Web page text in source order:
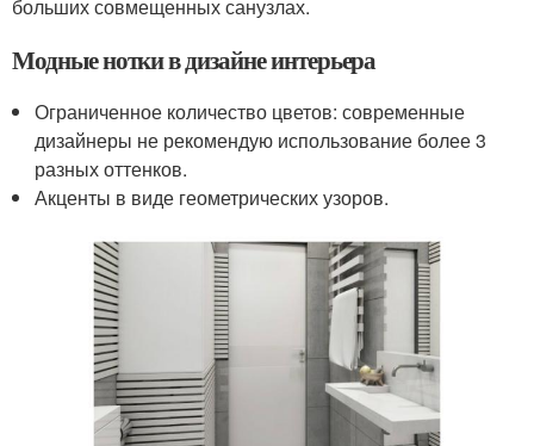
больших совмещенных санузлах.
Модные нотки в дизайне интерьера
Ограниченное количество цветов: современные
дизайнеры не рекомендую использование более 3
разных оттенков.
Акценты в виде геометрических узоров.